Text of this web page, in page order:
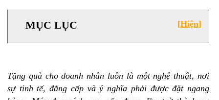
[Hiện]
MỤC LỤC
Tặng quà cho doanh nhân luôn là một nghệ thuật, nơi
sự tinh tế, đẳng cấp và ý nghĩa phải được đặt ngang